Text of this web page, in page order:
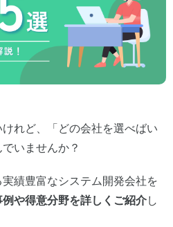
れど、「どの会社を選べばい
いませんか？
績豊富なシステム開発会社を
や得意分野を詳しくご紹介し